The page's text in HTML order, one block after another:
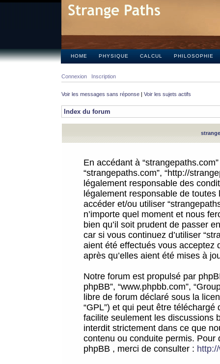
HOME PHYSIQUE CALCUL PHILOSOPHIE
Connexion Inscription
Voir les messages sans réponse | Voir les sujets actifs
Index du forum
En accédant à
“strangepaths.com”, “http://
légalement responsable des
légalement responsable de
accéder et/ou utiliser
n’importe quel moment et nous
bien qu’il soit prudent de passer
car si vous continuez d’utiliser
aient été effectués vous acceptez
après qu’elles aient été mises à
Notre forum est propulsé par
phpBB”, “www.phpbb.com”,
libre de forum déclaré sous la
“GPL”) et qui peut être téléchargé
facilite seulement les discussions
interdit strictement dans ce que
contenu ou conduite permis.
phpBB , merci de consulter :